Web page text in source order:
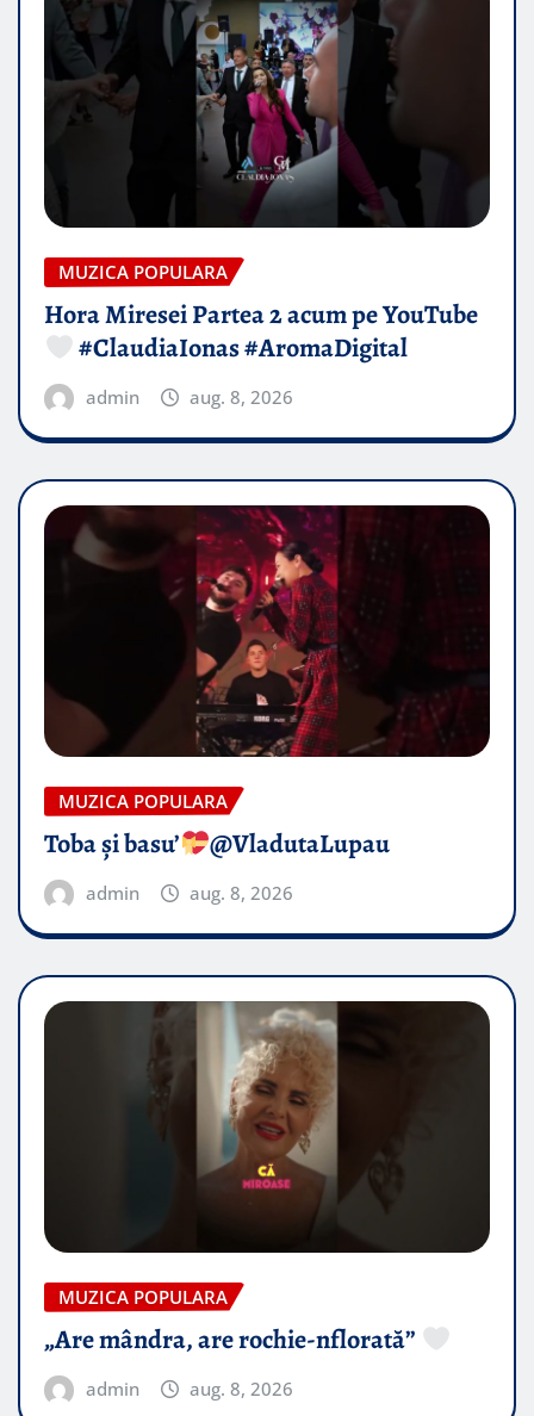
MUZICA POPULARA
Hora Miresei Partea 2 acum pe YouTube
#ClaudiaIonas #AromaDigital
admin aug. 8, 2026
MUZICA POPULARA
Toba și basu’ @VladutaLupau
admin aug. 8, 2026
MUZICA POPULARA
„Are mândra, are rochie-nflorată”
admin aug. 8, 2026